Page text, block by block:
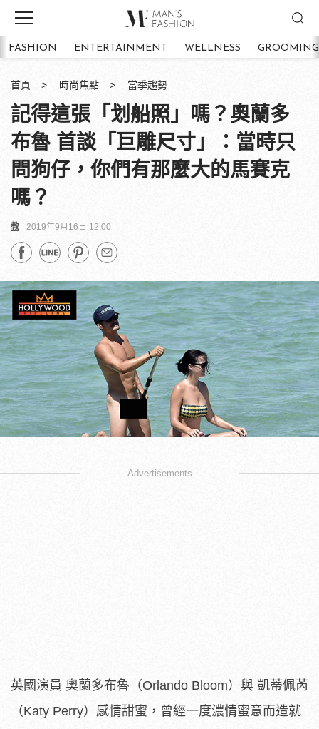
FASHION ENTERTAINMENT WELLNESS GROOMING
首頁 時尚焦點 當季趨勢
記得這張「划船照」嗎？奧蘭多
布魯 首談「巨雕尺寸」：當時只
問狗仔，你們有那麼大的馬賽克
嗎？
教 2019年9月16日 12:00
Advertisements
英國演員 奧蘭多布魯（Orlando Bloom）與 凱蒂佩芮
（Katy Perry）感情甜蜜，曾經一度濃情蜜意而造就